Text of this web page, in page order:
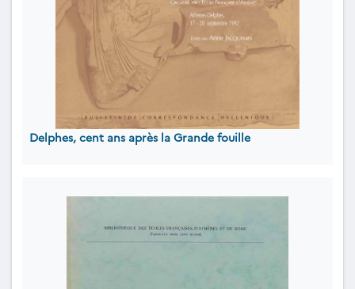
Delphes, cent ans après la Grande fouille